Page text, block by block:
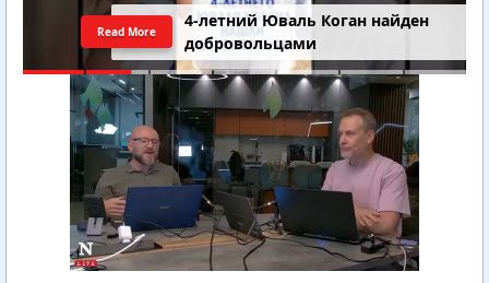
4-летний Юваль Коган найден
добровольцами
Read More